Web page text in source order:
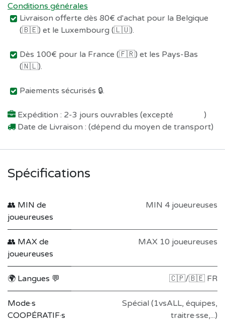
Conditions générales
Livraison offerte dès 80€ d'achat pour la Belgique
(🇧🇪) et le Luxembourg (🇱🇺).
Dès 100€ pour la France (🇫🇷) et les Pays-Bas
(🇳🇱).
Paiements sécurisés 🔒.
Expédition : 2-3 jours ouvrables (excepté
)
Date de Livraison : (dépend du moyen de transport)
Spécifications
👥 MIN de
joueureuses
MIN 4 joueureuses
👥 MAX de
joueureuses
MAX 10 joueureuses
🌍 Langues 💬 🇨🇵/🇧🇪 FR
Mode·s
COOPÉRATIF·s
Spécial (1vsALL, équipes,
traitre·sse,...)